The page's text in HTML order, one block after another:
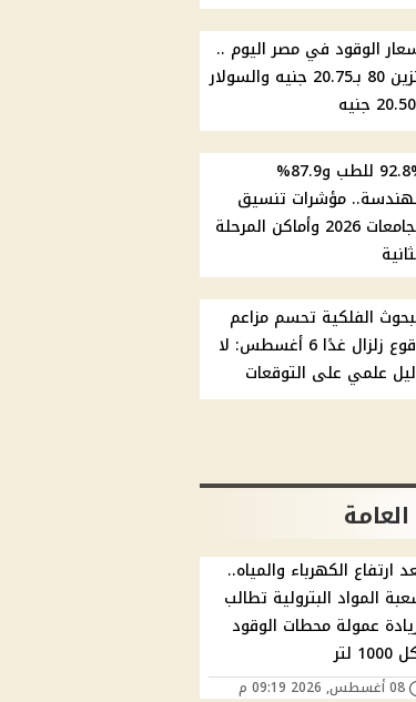
الوقود في مصر اليوم ..
بنزين 80 بـ20.75 جنيه والسولار
92.8% للطب و87.9%
مؤشرات تنسيق
الجامعات 2026 وأماكن المرحلة
الفلكية تحسم مزاعم
وقوع زلزال غدًا 6 أغسطس: لا
علمي على التوقعات
العامة
ارتفاع الكهرباء والمياه..
المواد البترولية تطالب
عمولة محطات الوقود
لتر
08 أغسطس, 2026 09:19 م